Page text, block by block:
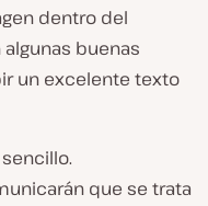
dentro del
buenas
un excelente texto
que se trata